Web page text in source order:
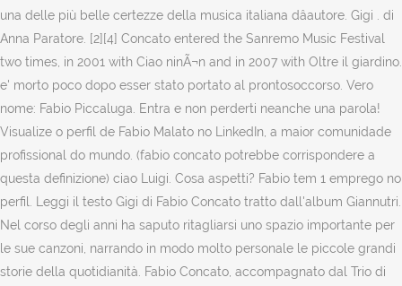
una delle più belle certezze della musica italiana dâautore. Gigi . di
Anna Paratore. [2][4] Concato entered the Sanremo Music Festival
two times, in 2001 with Ciao ninÃ¬n and in 2007 with Oltre il giardino.
e' morto poco dopo esser stato portato al prontosoccorso. Vero
nome: Fabio Piccaluga. Entra e non perderti neanche una parola!
Visualize o perfil de Fabio Malato no LinkedIn, a maior comunidade
profissional do mundo. (fabio concato potrebbe corrispondere a
questa definizione) ciao Luigi. Cosa aspetti? Fabio tem 1 emprego no
perfil. Leggi il testo Gigi di Fabio Concato tratto dall'album Giannutri.
Nel corso degli anni ha saputo ritagliarsi uno spazio importante per
le sue canzoni, narrando in modo molto personale le piccole grandi
storie della quotidianità. Fabio Concato, accompagnato dal Trio di